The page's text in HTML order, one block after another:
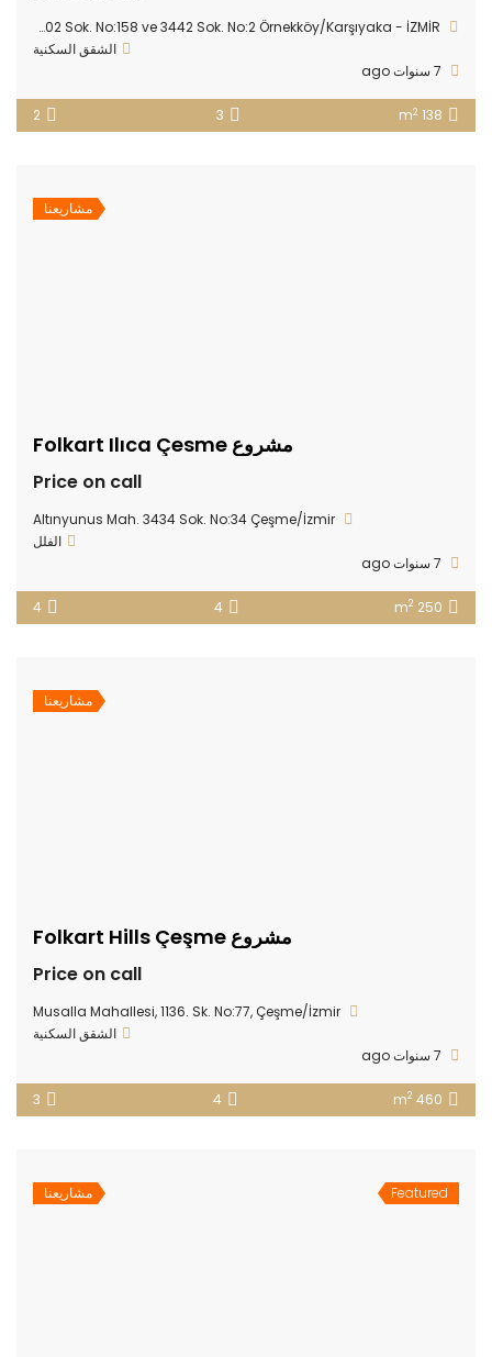
Örnekköy Mah. 7402 Sok. No:158 ve 3442 Sok. No:2 Örnekköy/Karşıyaka - İZMİR
الشقق السكنية
138 m
2
3
2
مشاريعنا
مشروع Folkart Ilıca Çesme
Price on call
Altınyunus Mah. 3434 Sok. No:34 Çeşme/İzmir
الفلل
250 m
2
4
4
مشاريعنا
مشروع Folkart Hills Çeşme
Price on call
Musalla Mahallesi, 1136. Sk. No:77, Çeşme/İzmir
الشقق السكنية
460 m
2
4
3
Featured مشاريعنا